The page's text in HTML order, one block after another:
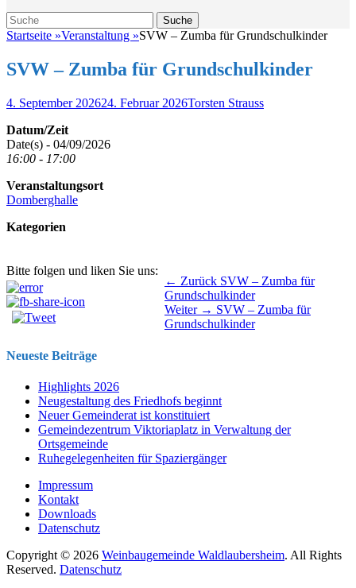
Suche
Suche
nach:
Startseite »Veranstaltung »SVW – Zumba für Grundschulkinder
SVW – Zumba für Grundschulkinder
Veröffentlicht
4. September 202624. Februar 2026Autor
Torsten Strauss
Datum/Zeit
Date(s) - 04/09/2026
16:00 - 17:00
Veranstaltungsort
Domberghalle
Kategorien
Bitte folgen und liken Sie uns:
Beitragsnavigation ← Zurück Vorhergehender
Beitrag:
SVW – Zumba für
Grundschulkinder
Weiter → Nächster
Beitrag:
SVW – Zumba für
Grundschulkinder
Neueste Beiträge
Highlights 2026
Neugestaltung des Friedhofs beginnt
Neuer Gemeinderat ist konstituiert
Gemeindezentrum Viktoriaplatz in Verwaltung der
Ortsgemeinde
Ruhegelegenheiten für Spaziergänger
Impressum
Kontakt
Downloads
Datenschutz
Copyright © 2026 Weinbaugemeinde Waldlaubersheim. All Rights
Reserved. Datenschutz